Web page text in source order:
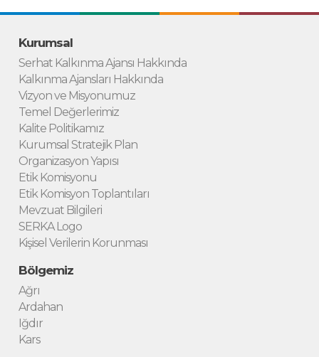
Kurumsal
Serhat Kalkınma Ajansı Hakkında
Kalkınma Ajansları Hakkında
Vizyon ve Misyonumuz
Temel Değerlerimiz
Kalite Politikamız
Kurumsal Stratejik Plan
Organizasyon Yapısı
Etik Komisyonu
Etik Komisyon Toplantıları
Mevzuat Bilgileri
SERKA Logo
Kişisel Verilerin Korunması
Bölgemiz
Ağrı
Ardahan
Iğdır
Kars